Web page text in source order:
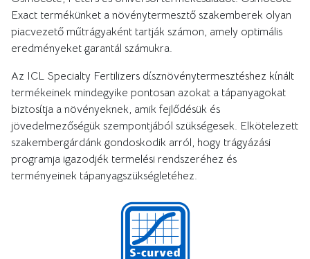
Exact termékünket a növénytermesztő szakemberek olyan
piacvezető műtrágyaként tartják számon, amely optimális
eredményeket garantál számukra.
Az ICL Specialty Fertilizers dísznövénytermesztéshez kínált
termékeinek mindegyike pontosan azokat a tápanyagokat
biztosítja a növényeknek, amik fejlődésük és
jövedelmezőségük szempontjából szükségesek. Elkötelezett
szakembergárdánk gondoskodik arról, hogy trágyázási
programja igazodjék termelési rendszeréhez és
terményeinek tápanyagszükségletéhez.